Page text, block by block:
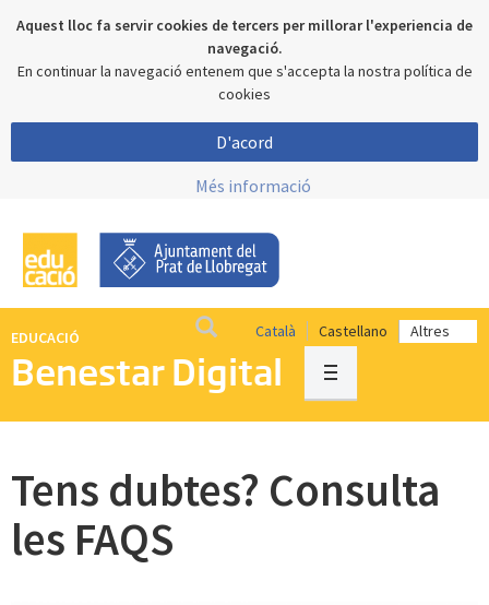
Aquest lloc fa servir cookies de tercers per millorar l'experiencia de
navegació.
En continuar la navegació entenem que s'accepta la nostra política de
cookies
D'acord
Més informació
Català Castellano
EDUCACIÓ
Benestar Digital
Tens dubtes? Consulta
les FAQS